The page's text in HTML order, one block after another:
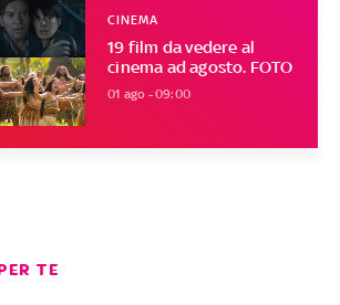
19 film da vedere al
cinema ad agosto. FOTO
CINEMA
01 ago - 09:00
TE